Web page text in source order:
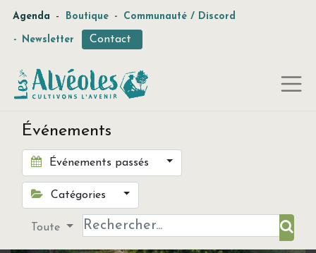
Agenda - Boutique - Communauté / Discord
- Newsletter Contact
Événements
Événements passés
Catégories
Toute